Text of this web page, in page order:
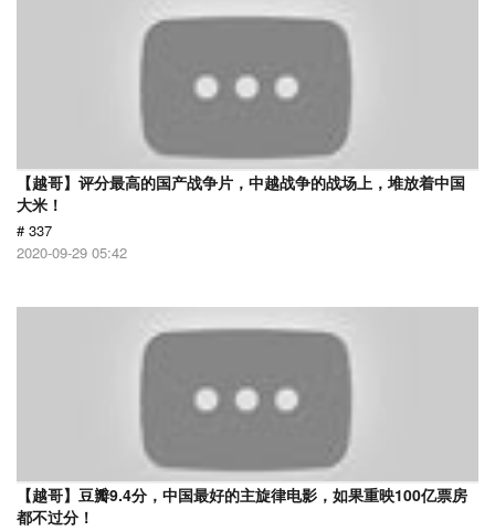
【越哥】评分最高的国产战争片，中越战争的战场上，堆放着中国
大米！
# 337
2020-09-29 05:42
【越哥】豆瓣9.4分，中国最好的主旋律电影，如果重映100亿票房
都不过分！